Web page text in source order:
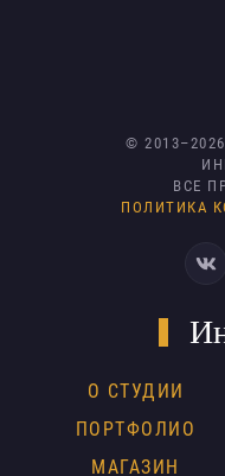
© 2013–2026
ВСЕ
ПОЛИТИКА
О СТУДИИ
ПОРТФОЛИО
МАГАЗИН